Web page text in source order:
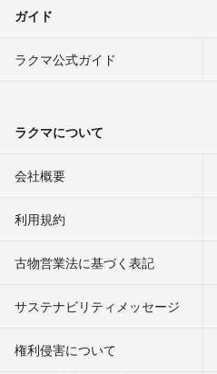
ガイド
ラクマ公式ガイド
ラクマについて
会社概要
利用規約
古物営業法に基づく表記
サステナビリティメッセージ
権利侵害について